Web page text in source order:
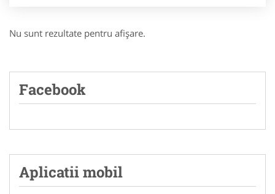
Nu sunt rezultate pentru afişare.
Facebook
Aplicatii mobil